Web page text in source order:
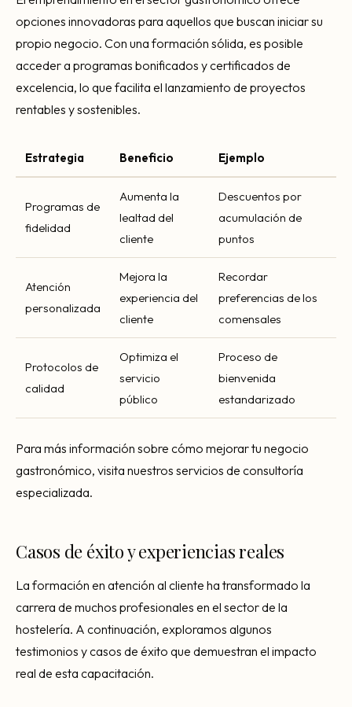
opciones innovadoras para aquellos que buscan iniciar su
propio negocio. Con una formación sólida, es posible
acceder a programas bonificados y certificados de
excelencia, lo que facilita el lanzamiento de proyectos
rentables y sostenibles.
Estrategia Beneficio Ejemplo
Programas de
fidelidad
Aumenta la
lealtad del
cliente
Descuentos por
acumulación de
puntos
Atención
personalizada
Mejora la
experiencia del
cliente
Recordar
preferencias de los
comensales
Protocolos de
calidad
Optimiza el
servicio
público
Proceso de
bienvenida
estandarizado
Para más información sobre cómo mejorar tu negocio
gastronómico, visita nuestros servicios de consultoría
especializada.
Casos de éxito y experiencias reales
La formación en atención al cliente ha transformado la
carrera de muchos profesionales en el sector de la
hostelería. A continuación, exploramos algunos
testimonios y casos de éxito que demuestran el impacto
real de esta capacitación.